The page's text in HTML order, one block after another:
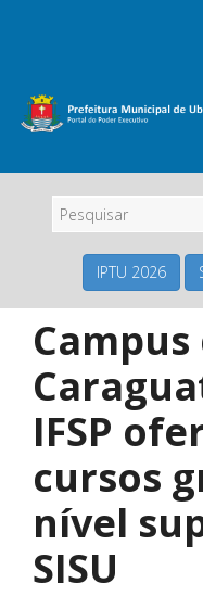
IPTU 2026
Campus
IFSP
cursos
nível
SISU